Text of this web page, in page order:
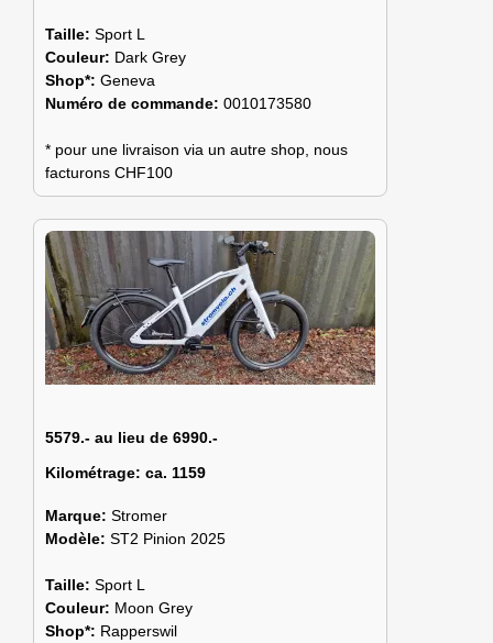
Taille: Sport L
Couleur: Dark Grey
Shop*: Geneva
Numéro de commande: 0010173580
* pour une livraison via un autre shop, nous
facturons CHF100
5579.- au lieu de 6990.-
Kilométrage: ca. 1159
Marque: Stromer
Modèle: ST2 Pinion 2025
Taille: Sport L
Couleur: Moon Grey
Shop*: Rapperswil